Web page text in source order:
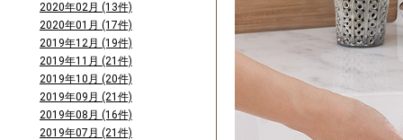
2020年02月 (13件)
2020年01月 (17件)
2019年12月 (19件)
2019年11月 (21件)
2019年10月 (20件)
2019年09月 (21件)
2019年08月 (16件)
2019年07月 (21件)